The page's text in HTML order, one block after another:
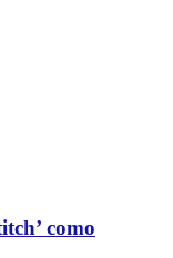
como